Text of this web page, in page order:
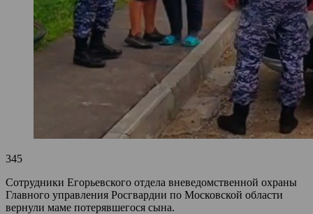
345
Сотрудники Егорьевского отдела вневедомственной охраны
Главного управления Росгвардии по Московской области
вернули маме потерявшегося сына.